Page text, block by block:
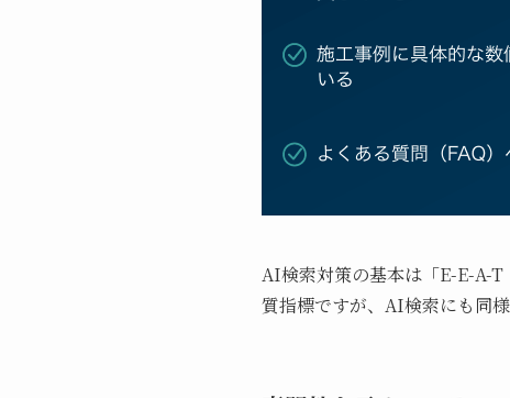
AI検索対策の基本は「E-E-A-
質指標ですが、AI検索にも同